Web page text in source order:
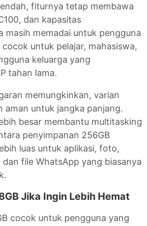
fiturnya tetap membawa
dan kapasitas
masih memadai untuk pengguna
cocok untuk pelajar, mahasiswa,
keluarga yang
tahan lama.
memungkinkan, varian
aman untuk jangka panjang.
besar membantu multitasking
penyimpanan 256GB
luas untuk aplikasi, foto,
file WhatsApp yang biasanya
Jika Ingin Lebih Hemat
cocok untuk pengguna yang